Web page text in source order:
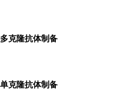
多克隆抗体制备
单克隆抗体制备